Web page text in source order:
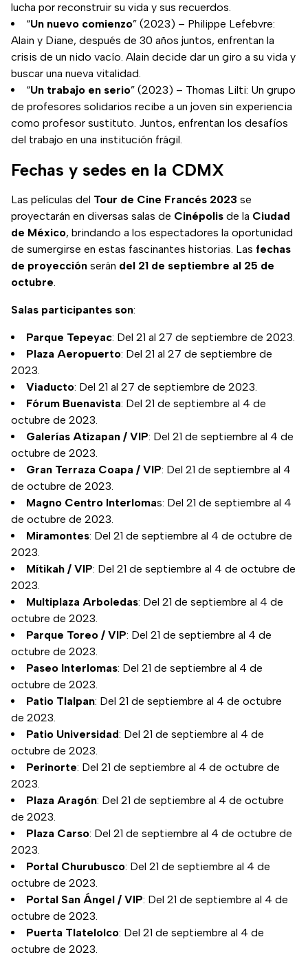
lucha por reconstruir su vida y sus recuerdos.
“Un nuevo comienzo” (2023) – Philippe Lefebvre:
Alain y Diane, después de 30 años juntos, enfrentan la
crisis de un nido vacío. Alain decide dar un giro a su vida y
buscar una nueva vitalidad.
“Un trabajo en serio” (2023) – Thomas Lilti: Un grupo
de profesores solidarios recibe a un joven sin experiencia
como profesor sustituto. Juntos, enfrentan los desafíos
del trabajo en una institución frágil.
Fechas y sedes en la CDMX
Las películas del Tour de Cine Francés 2023 se
proyectarán en diversas salas de Cinépolis de la Ciudad
de México, brindando a los espectadores la oportunidad
de sumergirse en estas fascinantes historias. Las fechas
de proyección serán del 21 de septiembre al 25 de
octubre.
Salas participantes son:
Parque Tepeyac: Del 21 al 27 de septiembre de 2023.
Plaza Aeropuerto: Del 21 al 27 de septiembre de
2023.
Viaducto: Del 21 al 27 de septiembre de 2023.
Fórum Buenavista: Del 21 de septiembre al 4 de
octubre de 2023.
Galerías Atizapan / VIP: Del 21 de septiembre al 4 de
octubre de 2023.
Gran Terraza Coapa / VIP: Del 21 de septiembre al 4
de octubre de 2023.
Magno Centro Interlomas: Del 21 de septiembre al 4
de octubre de 2023.
Miramontes: Del 21 de septiembre al 4 de octubre de
2023.
Mítikah / VIP: Del 21 de septiembre al 4 de octubre de
2023.
Multiplaza Arboledas: Del 21 de septiembre al 4 de
octubre de 2023.
Parque Toreo / VIP: Del 21 de septiembre al 4 de
octubre de 2023.
Paseo Interlomas: Del 21 de septiembre al 4 de
octubre de 2023.
Patio Tlalpan: Del 21 de septiembre al 4 de octubre
de 2023.
Patio Universidad: Del 21 de septiembre al 4 de
octubre de 2023.
Perinorte: Del 21 de septiembre al 4 de octubre de
2023.
Plaza Aragón: Del 21 de septiembre al 4 de octubre
de 2023.
Plaza Carso: Del 21 de septiembre al 4 de octubre de
2023.
Portal Churubusco: Del 21 de septiembre al 4 de
octubre de 2023.
Portal San Ángel / VIP: Del 21 de septiembre al 4 de
octubre de 2023.
Puerta Tlatelolco: Del 21 de septiembre al 4 de
octubre de 2023.